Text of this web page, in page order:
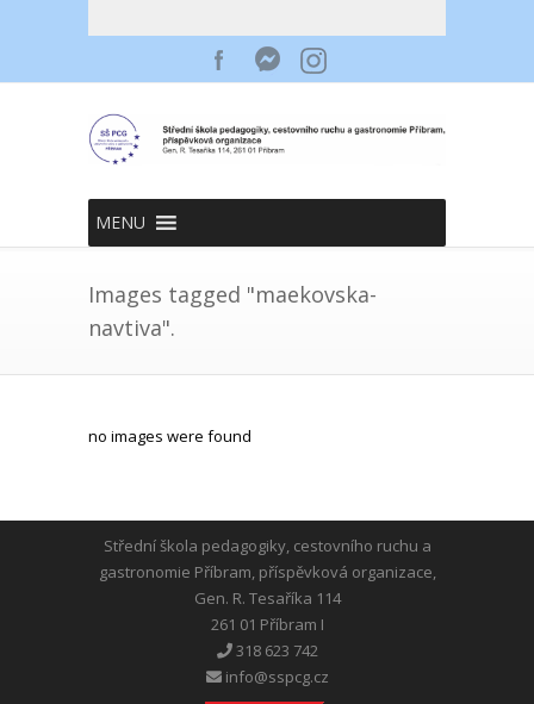
MENU
Images tagged "maekovska-
navtiva".
no images were found
Střední škola pedagogiky, cestovního ruchu a
gastronomie Příbram, příspěvková organizace,
Gen. R. Tesaříka 114
261 01 Příbram I
318 623 742
info@sspcg.cz